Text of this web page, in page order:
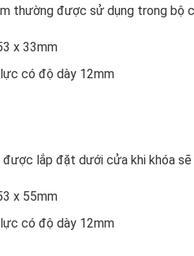
thường được sử dụng trong bộ
x 33mm
có độ dày 12mm
lắp đặt dưới cửa khi khóa
x 55mm
có độ dày 12mm